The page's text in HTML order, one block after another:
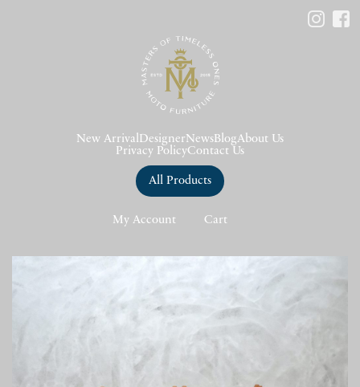
New Arrival DesignerNews BlogAbout Us
Privacy PolicyContact Us
All Products
My Account Cart